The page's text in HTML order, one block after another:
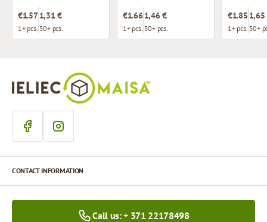
€1.57
1+ pcs.
1,31 €
50+ pcs.
€1.66
1+ pcs.
1,46 €
50+ pcs.
€1.85
1+ pcs.
1,65
50+
CONTACT INFORMATION
Call us: + 371 22178498